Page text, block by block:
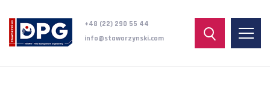
+48 (22) 290 55 44
info@staworzynski.com